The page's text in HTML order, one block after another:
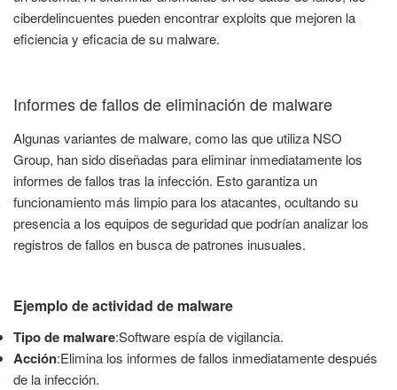
ciberdelincuentes pueden encontrar exploits que mejoren la
eficiencia y eficacia de su malware.
Informes de fallos de eliminación de malware
Algunas variantes de malware, como las que utiliza NSO
Group, han sido diseñadas para eliminar inmediatamente los
informes de fallos tras la infección. Esto garantiza un
funcionamiento más limpio para los atacantes, ocultando su
presencia a los equipos de seguridad que podrían analizar los
registros de fallos en busca de patrones inusuales.
Ejemplo de actividad de malware
Tipo de malware:Software espía de vigilancia.
Acción:Elimina los informes de fallos inmediatamente después
de la infección.